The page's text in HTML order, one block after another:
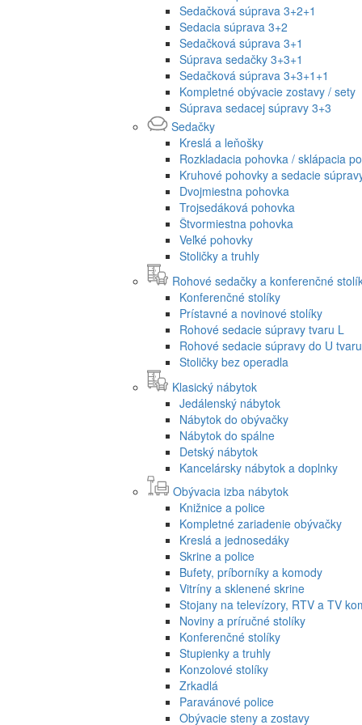
Sedačková súprava 3+2+1
Sedacia súprava 3+2
Sedačková súprava 3+1
Súprava sedačky 3+3+1
Sedačková súprava 3+3+1+1
Kompletné obývacie zostavy / sety
Súprava sedacej súpravy 3+3
Sedačky
Kreslá a leňošky
Rozkladacia pohovka / sklápacia
Kruhové pohovky a sedacie
Dvojmiestna pohovka
Trojsedáková pohovka
Štvormiestna pohovka
Veľké pohovky
Stoličky a truhly
Rohové sedačky a konferenčné
Konferenčné stolíky
Prístavné a novinové stolíky
Rohové sedacie súpravy tvaru L
Rohové sedacie súpravy do U tvaru
Stoličky bez operadla
Klasický nábytok
Jedálenský nábytok
Nábytok do obývačky
Nábytok do spálne
Detský nábytok
Kancelársky nábytok a doplnky
Obývacia izba nábytok
Knižnice a police
Kompletné zariadenie obývačky
Kreslá a jednosedáky
Skrine a police
Bufety, príborníky a komody
Vitríny a sklenené skrine
Stojany na televízory, RTV a TV
Noviny a príručné stolíky
Konferenčné stolíky
Stupienky a truhly
Konzolové stolíky
Zrkadlá
Paravánové police
Obývacie steny a zostavy